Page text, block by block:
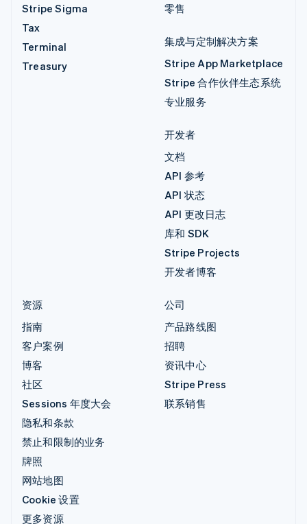
Stripe Sigma
Tax
Terminal
Treasury
零售
集成与定制解决方案
Stripe App Marketplace
Stripe 合作伙伴生态系统
专业服务
开发者
文档
API 参考
API 状态
API 更改日志
库和 SDK
Stripe Projects
开发者博客
资源
指南
客户案例
博客
社区
Sessions 年度大会
隐私和条款
禁止和限制的业务
牌照
网站地图
Cookie 设置
更多资源
公司
产品路线图
招聘
资讯中心
Stripe Press
联系销售